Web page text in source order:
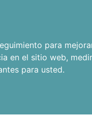
para
en el sitio web,
para usted.